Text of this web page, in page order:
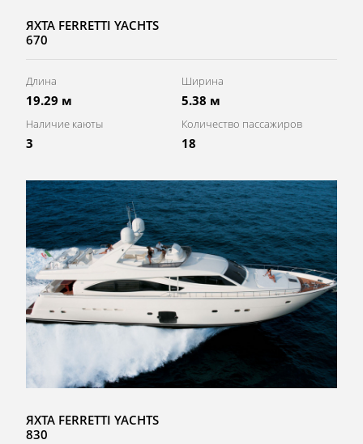
ЯХТА FERRETTI YACHTS
670
Длина
19.29 м
Ширина
5.38 м
Наличие каюты
3
Количество пассажиров
18
ЯХТА FERRETTI YACHTS
830